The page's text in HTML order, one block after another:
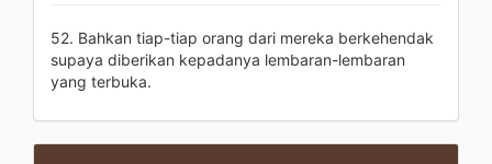
52. Bahkan tiap-tiap orang dari mereka berkehendak
supaya diberikan kepadanya lembaran-lembaran
yang terbuka.